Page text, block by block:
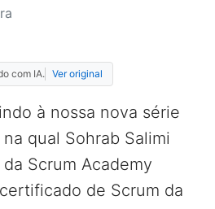
com IA. Ver original
à nossa nova série
qual Sohrab Salimi
Scrum Academy
de Scrum da